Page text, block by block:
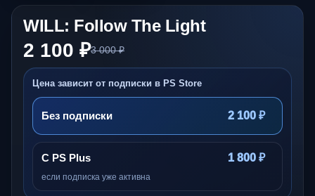
WILL: Follow The Light
2 100 ₽3 000 ₽
Цена зависит от подписки в PS Store
Без подписки 2 100 ₽
С PS Plus 1 800 ₽
если подписка уже активна